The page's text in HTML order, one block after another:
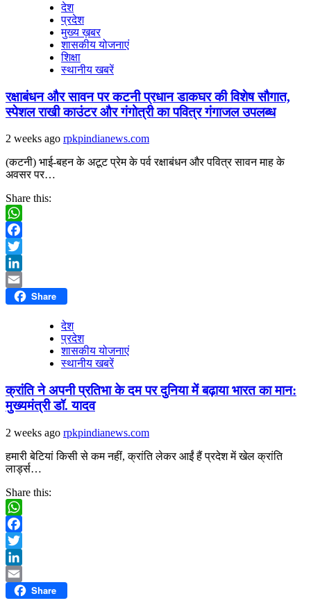
देश
प्रदेश
मुख्य ख़बर
शासकीय योजनाएं
शिक्षा
स्थानीय खबरें
रक्षाबंधन और सावन पर कटनी प्रधान डाकघर की विशेष सौगात,
स्पेशल राखी काउंटर और गंगोत्री का पवित्र गंगाजल उपलब्ध
2 weeks ago rpkpindianews.com
(कटनी) भाई-बहन के अटूट प्रेम के पर्व रक्षाबंधन और पवित्र सावन माह के
अवसर पर…
Share this:
WhatsApp
Facebook
Twitter
LinkedIn
Email Share
देश
प्रदेश
शासकीय योजनाएं
स्थानीय खबरें
क्रांति ने अपनी प्रतिभा के दम पर दुनिया में बढ़ाया भारत का मान:
मुख्यमंत्री डॉ. यादव
2 weeks ago rpkpindianews.com
हमारी बेटियां किसी से कम नहीं, क्रांति लेकर आईं हैं प्रदेश में खेल क्रांति
लार्ड्स…
Share this:
WhatsApp
Facebook
Twitter
LinkedIn
Email Share